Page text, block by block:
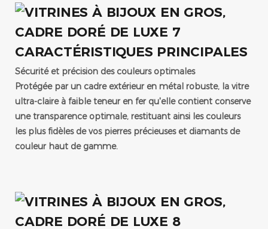
CARACTÉRISTIQUES PRINCIPALES
Sécurité et précision des couleurs optimales
Protégée par un cadre extérieur en métal robuste, la vitre
ultra-claire à faible teneur en fer qu'elle contient conserve
une transparence optimale, restituant ainsi les couleurs
les plus fidèles de vos pierres précieuses et diamants de
couleur haut de gamme.